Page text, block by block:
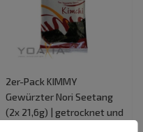
2er-Pack KIMMY
Gewürzter Nori Seetang
(2x 21,6g) | getrocknet und